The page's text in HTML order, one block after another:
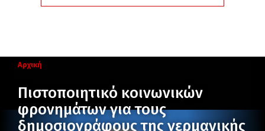
Αρχική
Πιστοποιητικό κοινωνικών
φρονημάτων για τους
δημοσιογράφους της γερμανικής